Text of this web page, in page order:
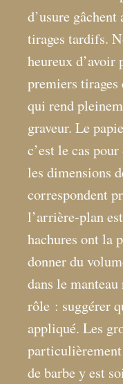
d’usure
tirages tardifs.
heureux d’avoir
premiers
qui rend
graveur. Le
c’est le cas pour
les dimensions
correspondent
l’arrière-plan
hachures ont la
donner du
dans le
rôle : suggérer
appliqué. Les
de barbe y est